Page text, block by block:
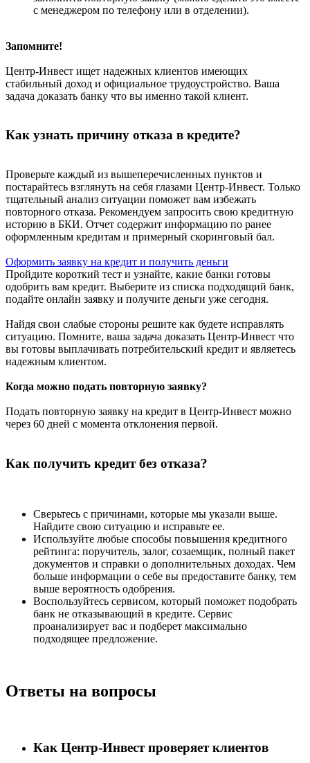
с менеджером по телефону или в отделении).
Запомните!
Центр-Инвест ищет надежных клиентов имеющих
стабильный доход и официальное трудоустройство. Ваша
задача доказать банку что вы именно такой клиент.
Как узнать причину отказа в кредите?
Проверьте каждый из вышеперечисленных пунктов и
постарайтесь взглянуть на себя глазами Центр-Инвест. Только
тщательный анализ ситуации поможет вам избежать
повторного отказа. Рекомендуем запросить свою кредитную
историю в БКИ. Отчет содержит информацию по ранее
оформленным кредитам и примерный скоринговый бал.
Оформить заявку на кредит и получить деньги
Пройдите короткий тест и узнайте, какие банки готовы
одобрить вам кредит. Выберите из списка подходящий банк,
подайте онлайн заявку и получите деньги уже сегодня.
Найдя свои слабые стороны решите как будете исправлять
ситуацию. Помните, ваша задача доказать Центр-Инвест что
вы готовы выплачивать потребительский кредит и являетесь
надежным клиентом.
Когда можно подать повторную заявку?
Подать повторную заявку на кредит в Центр-Инвест можно
через 60 дней с момента отклонения первой.
Как получить кредит без отказа?
Сверьтесь с причинами, которые мы указали выше.
Найдите свою ситуацию и исправьте ее.
Используйте любые способы повышения кредитного
рейтинга: поручитель, залог, созаемщик, полный пакет
документов и справки о дополнительных доходах. Чем
больше информации о себе вы предоставите банку, тем
выше вероятность одобрения.
Воспользуйтесь сервисом, который поможет подобрать
банк не отказывающий в кредите. Сервис
проанализирует вас и подберет максимально
подходящее предложение.
Ответы на вопросы
Как Центр-Инвест проверяет клиентов